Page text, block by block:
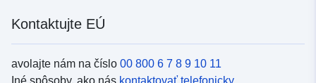
Kontaktujte EÚ
avolajte nám na číslo 00 800 6 7 8 9 10 11